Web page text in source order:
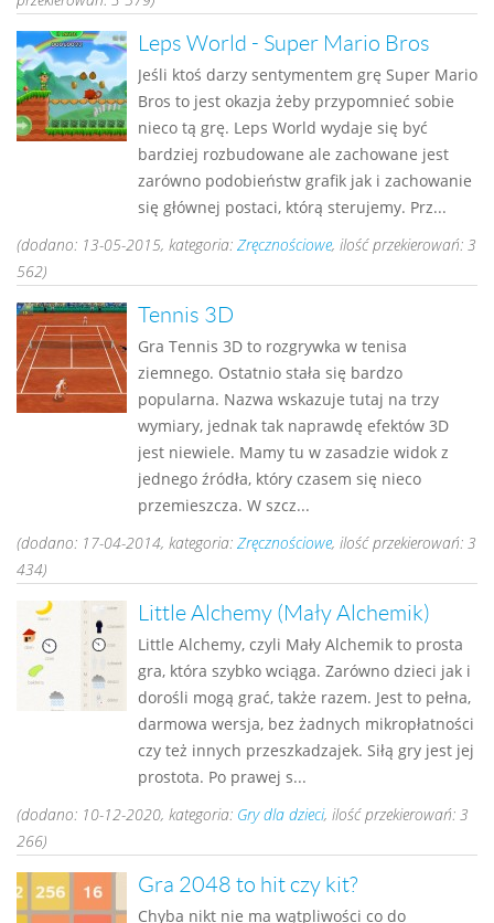
Leps World - Super Mario Bros
Jeśli ktoś darzy sentymentem grę Super Mario
Bros to jest okazja żeby przypomnieć sobie
nieco tą grę. Leps World wydaje się być
bardziej rozbudowane ale zachowane jest
zarówno podobieństw grafik jak i zachowanie
się głównej postaci, którą sterujemy. Prz...
(dodano: 13-05-2015, kategoria: Zręcznościowe, ilość przekierowań: 3
562)
Tennis 3D
Gra Tennis 3D to rozgrywka w tenisa
ziemnego. Ostatnio stała się bardzo
popularna. Nazwa wskazuje tutaj na trzy
wymiary, jednak tak naprawdę efektów 3D
jest niewiele. Mamy tu w zasadzie widok z
jednego źródła, który czasem się nieco
przemieszcza. W szcz...
(dodano: 17-04-2014, kategoria: Zręcznościowe, ilość przekierowań: 3
434)
Little Alchemy (Mały Alchemik)
Little Alchemy, czyli Mały Alchemik to prosta
gra, która szybko wciąga. Zarówno dzieci jak i
dorośli mogą grać, także razem. Jest to pełna,
darmowa wersja, bez żadnych mikropłatności
czy też innych przeszkadzajek. Siłą gry jest jej
prostota. Po prawej s...
(dodano: 10-12-2020, kategoria: Gry dla dzieci, ilość przekierowań: 3
266)
Gra 2048 to hit czy kit?
Chyba nikt nie ma wątpliwości co do